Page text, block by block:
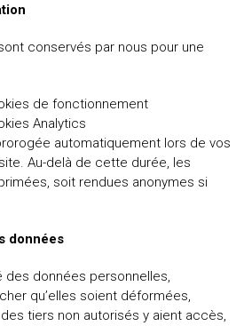
conservés par nous pour une
de fonctionnement
Analytics
automatiquement lors de vos
Au-delà de cette durée, les
soit rendues anonymes si
données
des données personnelles,
qu’elles soient déformées,
tiers non autorisés y aient accès,